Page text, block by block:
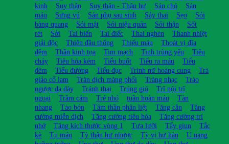
kinh
Suy thận Suy thận - Thận hư Sán chó
Sán
máu
Sưng vú Sản phụ sau sinh Sảy thai Sẹo
Sỏi
bàng quang
Sỏi mật Sỏi niệu quản Sỏi thận
Sốt
rét
Sởi Tai biến Tai điếc Thai nghén
Thanh nhiệt
giải độc
Thiên đầu thống Thiếu máu
Thoát vị đĩa
đệm
Thần kinh tọa Tim mạch Tinh trùng yếu
Tiêu
chảy
Tiêu hóa kém Tiểu buốt Tiểu ra máu
Tiểu
đêm
Tiểu đường Tiểu đục Trinh nữ hoàng cung
Trà
giảo cổ lam
Tràn dịch màng phổi Tràng nhạc
Trào
ngược dạ dày
Tránh thai Trúng gió
Trĩ nội trĩ
ngoại
Trầm cảm Trẻ nhỏ tuần hoàn máu
Tàn
nhang
Táo bón Tâm thần phân liệt Tăng cân
Tăng
cường miễn dịch
Tăng cường tiêu hóa
Tăng cường trí
nhớ
Tăng kích thước vòng 1 Tưa lưỡi Tẩy giun
Tắc
kè
Tụ máu Tỳ thận hư nhược Tỳ vị hư hàn
U nang